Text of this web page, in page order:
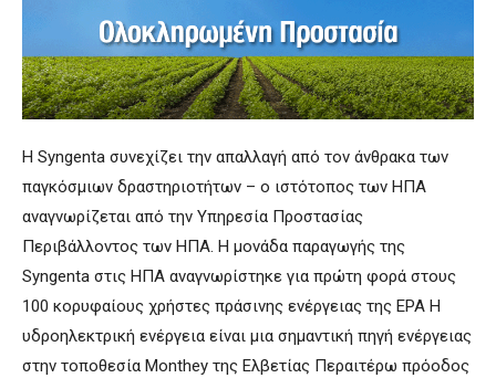
Η Syngenta συνεχίζει την απαλλαγή από τον άνθρακα των
παγκόσμιων δραστηριοτήτων – ο ιστότοπος των ΗΠΑ
αναγνωρίζεται από την Υπηρεσία Προστασίας
Περιβάλλοντος των ΗΠΑ. Η μονάδα παραγωγής της
Syngenta στις ΗΠΑ αναγνωρίστηκε για πρώτη φορά στους
100 κορυφαίους χρήστες πράσινης ενέργειας της EPA Η
υδροηλεκτρική ενέργεια είναι μια σημαντική πηγή ενέργειας
στην τοποθεσία Monthey της Ελβετίας Περαιτέρω πρόοδος